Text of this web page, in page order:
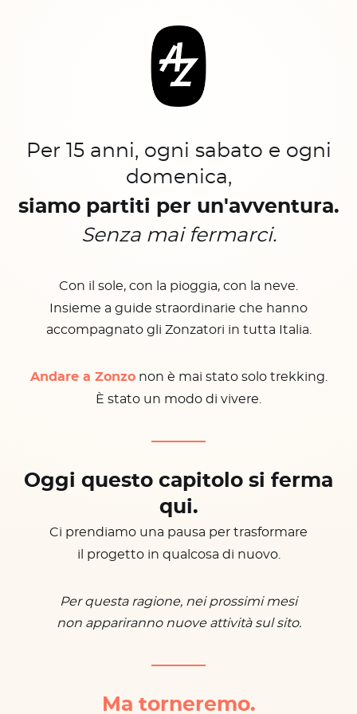
Per 15 anni, ogni sabato e ogni
domenica,
siamo partiti per un'avventura.
Senza mai fermarci.
Con il sole, con la pioggia, con la neve.
Insieme a guide straordinarie che hanno
accompagnato gli Zonzatori in tutta Italia.
Andare a Zonzonon è mai stato solo trekking.
È stato un modo di vivere.
Oggi questo capitolo si ferma
qui.
Ci prendiamo una pausa per trasformare
il progetto in qualcosa di nuovo.
Per questa ragione, nei prossimi mesi
non appariranno nuove attività sul sito.
Ma torneremo.